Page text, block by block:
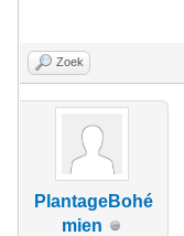
Zoek
PlantageBohé
mien